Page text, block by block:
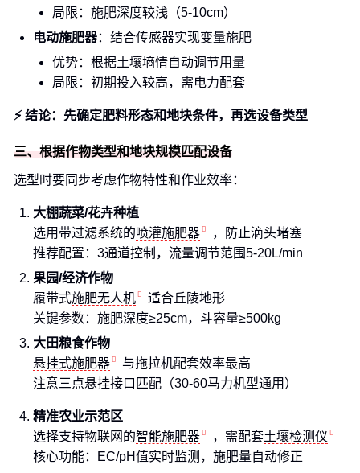
局限：施肥深度较浅（5-10cm）
电动施肥器：结合传感器实现变量施肥
优势：根据土壤墒情自动调节用量
局限：初期投入较高，需电力配套
⚡ 结论：先确定肥料形态和地块条件，再选设备类型
三、根据作物类型和地块规模匹配设备
选型时要同步考虑作物特性和作业效率：
大棚蔬菜/花卉种植
选用带过滤系统的喷灌施肥器
，防止滴头堵塞
推荐配置：3通道控制，流量调节范围5-20L/min
果园/经济作物
履带式施肥无人机
适合丘陵地形
关键参数：施肥深度≥25cm，斗容量≥500kg
大田粮食作物
悬挂式施肥器
与拖拉机配套效率最高
注意三点悬挂接口匹配（30-60马力机型通用）
精准农业示范区
选择支持物联网的智能施肥器 ，需配套土壤检测仪
核心功能：EC/pH值实时监测，施肥量自动修正